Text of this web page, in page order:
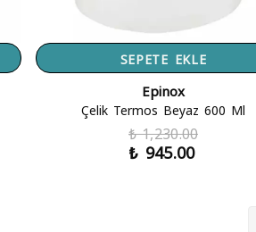
SEPETE EKLE
Epinox
Çelik Termos Beyaz 600 Ml
₺ 1,230.00
₺ 945.00